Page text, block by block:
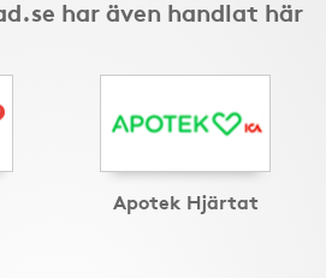
har även handlat här
Apotek Hjärtat